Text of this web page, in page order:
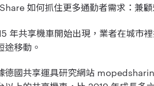
如何抓住更多通勤者需求：兼
年共享機車開始出現，業者在城市
途移動。
德國共享運具研究網站